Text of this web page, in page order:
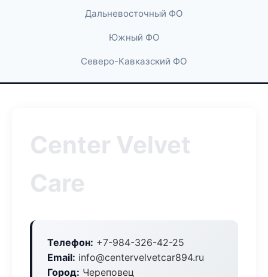
Дальневосточный ФО
Южный ФО
Северо-Кавказский ФО
Center Velvet
Care
Телефон: +7-984-326-42-25
Email: info@centervelvetcar894.ru
Город: Череповец